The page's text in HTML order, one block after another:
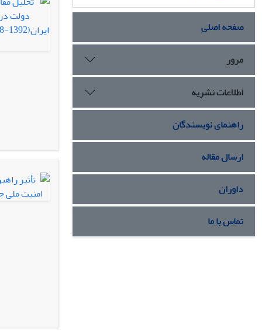
صفحه اصلی
مرور
اطلاعات نشریه
راهنمای نویسندگان
ارسال مقاله
داوران
تماس با ما